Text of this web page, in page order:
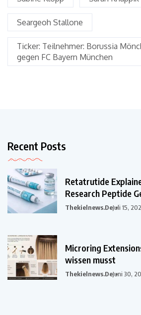
Seargeoh Stallone
Ticker: Teilnehmer: Borussia
gegen FC Bayern München
Recent Posts
Retatrutide
Research Peptide
Thekielnews.deJuli 15,
Microring
wissen musst
Thekielnews.deJuni 30,